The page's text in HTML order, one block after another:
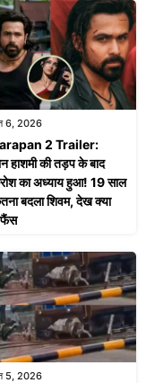
6, 2026
2 Trailer:
हाशमी की तड़प के बाद
का अध्याय हुआ! 19 साल
बदला शिवम, देख क्या
फैंस
5, 2026